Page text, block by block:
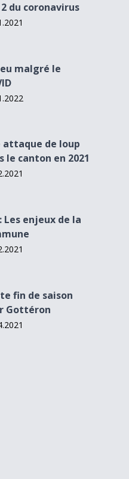
du coronavirus
malgré le
en 2021
attaque de loup
le canton en 2021
Les enjeux de la
fin de saison
Gottéron